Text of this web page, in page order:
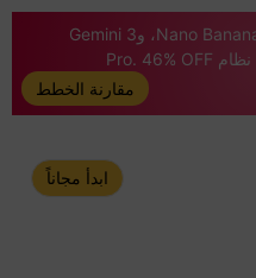
Claude Opus 4.6، وSora 2، وNano Banana Pro، وGemini 3
مقارنة الخطط
ابدأ مجاناً